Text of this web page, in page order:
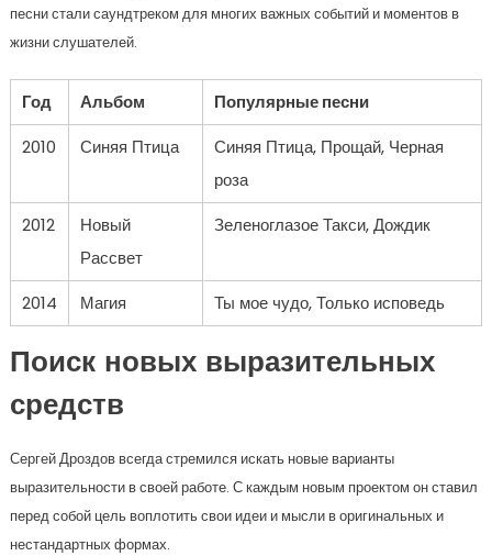
песни стали саундтреком для многих важных событий и моментов в
жизни слушателей.
Год Альбом
Популярные песни
2010
Синяя Птица
Синяя Птица, Прощай, Черная
роза
2012
Новый
Рассвет
Зеленоглазое Такси, Дождик
2014 Магия Ты мое чудо, Только исповедь
Поиск новых выразительных
средств
Сергей Дроздов всегда стремился искать новые варианты
выразительности в своей работе. С каждым новым проектом он ставил
перед собой цель воплотить свои идеи и мысли в оригинальных и
нестандартных формах.